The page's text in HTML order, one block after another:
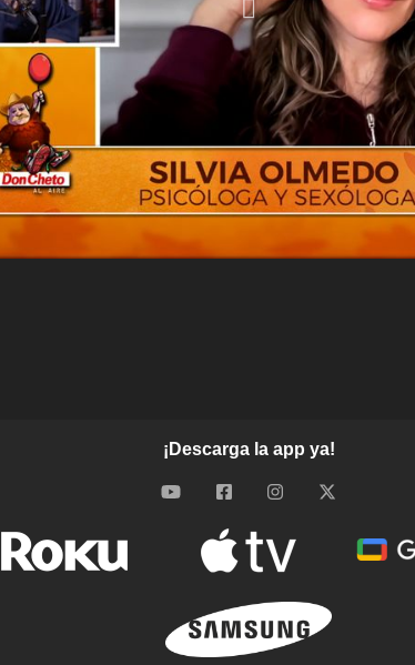
¡Descarga la app ya!